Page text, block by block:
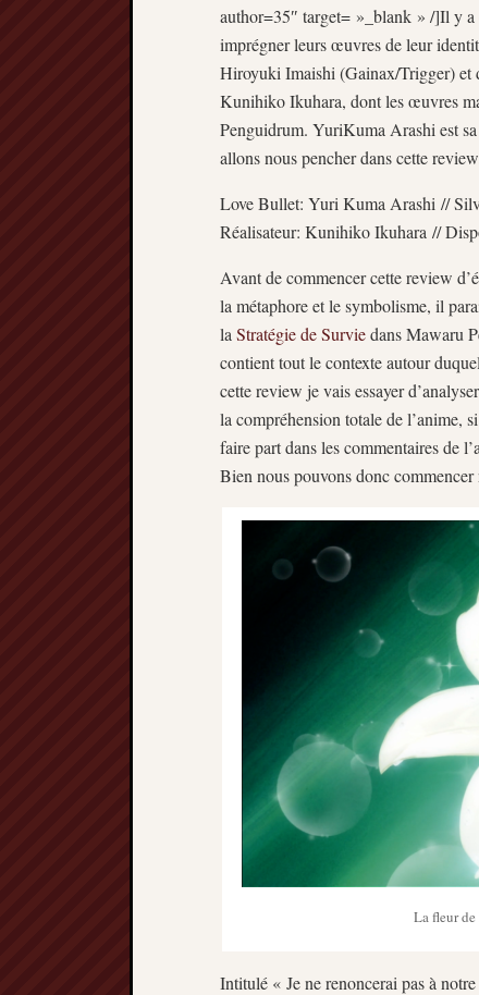
author=35″ target= »_blank » /]Il y a
imprégner leurs œuvres de leur
Hiroyuki Imaishi (Gainax/Trigger) et
Kunihiko Ikuhara, dont les œuvres
Penguidrum. YuriKuma Arashi est sa
allons nous pencher dans cette
Love Bullet: Yuri Kuma Arashi //
Réalisateur: Kunihiko Ikuhara //
Avant de commencer cette review
la métaphore et le symbolisme, il
la Stratégie de Surviedans Mawaru
contient tout le contexte autour
cette review je vais essayer
la compréhension totale de l’anime,
faire part dans les commentaires de
Bien nous pouvons donc commencer
La fleur
Intitulé « Je ne renoncerai pas à